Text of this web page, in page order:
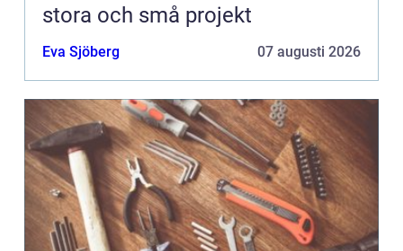
stora och små projekt
Eva Sjöberg 07 augusti 2026